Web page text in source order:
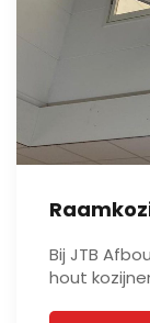
Bij JTB
hout